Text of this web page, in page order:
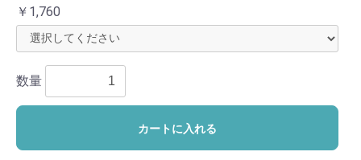
￥1,760
数量
カートに入れる